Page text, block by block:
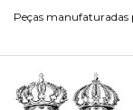
Peças manufaturadas